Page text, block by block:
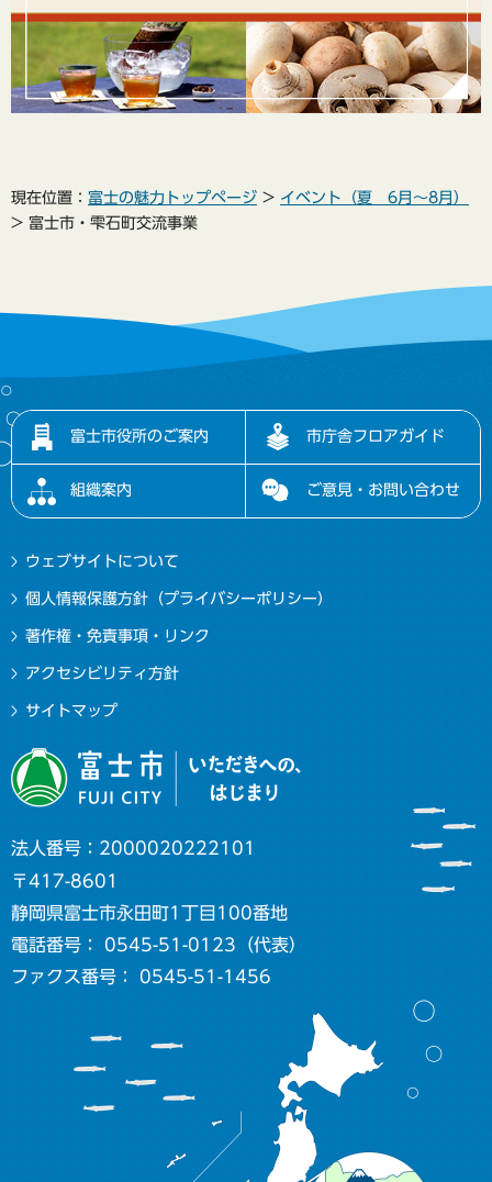
現在位置： 富士の魅力トップページ > イベント（夏 6月～8月）
> 富士市・雫石町交流事業
富士市役所のご案内 市庁舎フロアガイド
組織案内 ご意見・お問い合わせ
ウェブサイトについて
個人情報保護方針（プライバシーポリシー）
著作権・免責事項・リンク
アクセシビリティ方針
サイトマップ
法人番号：2000020222101
〒417-8601
静岡県富士市永田町1丁目100番地
電話番号： 0545-51-0123（代表）
ファクス番号： 0545-51-1456